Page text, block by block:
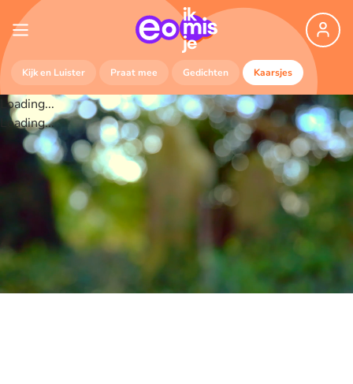
Kijk en Luister Praat mee Gedichten Kaarsjes
Loading...
Loading...